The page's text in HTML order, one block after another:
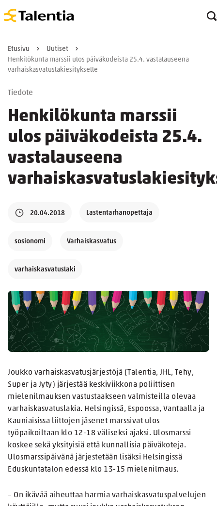
Etusivu
Uutiset
Henkilökunta marssii ulos päiväkodeista 25.4. vastalauseena
varhaiskasvatuslakiesitykselle
Tiedote
Henkilökunta marssii
ulos päiväkodeista 25.4.
vastalauseena
20.04.2018 Lastentarhanopettaja
sosionomi Varhaiskasvatus
varhaiskasvatuslaki
Joukko varhaiskasvatusjärjestöjä (Talentia, JHL, Tehy,
Super ja Jyty) järjestää keskiviikkona poliittisen
mielenilmauksen vastustaakseen valmisteilla olevaa
varhaiskasvatuslakia. Helsingissä, Espoossa, Vantaalla ja
Kauniaisissa liittojen jäsenet marssivat ulos
työpaikoiltaan klo 12-18 väliseksi ajaksi. Ulosmarssi
koskee sekä yksityisiä että kunnallisia päiväkoteja.
Ulosmarssipäivänä järjestetään lisäksi Helsingissä
Eduskuntatalon edessä klo 13-15 mielenilmaus.
– On ikävää aiheuttaa harmia varhaiskasvatuspalvelujen